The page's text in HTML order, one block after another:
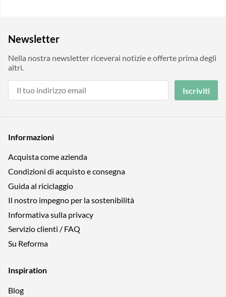
Newsletter
Nella nostra newsletter riceverai notizie e offerte prima degli
altri.
Iscriviti
Informazioni
Acquista come azienda
Condizioni di acquisto e consegna
Guida al riciclaggio
Il nostro impegno per la sostenibilità
Informativa sulla privacy
Servizio clienti / FAQ
Su Reforma
Inspiration
Blog